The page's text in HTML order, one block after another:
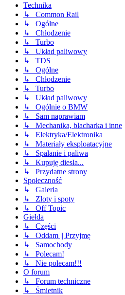
Technika
↳ Common Rail
↳ Ogólne
↳ Chłodzenie
↳ Turbo
↳ Układ paliwowy
↳ TDS
↳ Ogólne
↳ Chłodzenie
↳ Turbo
↳ Układ paliwowy
↳ Ogólnie o BMW
↳ Sam naprawiam
↳ Mechanika, blacharka i inne
↳ Elektryka/Elektronika
↳ Materiały eksploatacyjne
↳ Spalanie i paliwa
↳ Kupuję diesla...
↳ Przydatne strony
Społeczność
↳ Galeria
↳ Zloty i spoty
↳ Off Topic
Giełda
↳ Części
↳ Oddam || Przyjmę
↳ Samochody
↳ Polecam!
↳ Nie polecam!!!
O forum
↳ Forum techniczne
↳ Śmietnik